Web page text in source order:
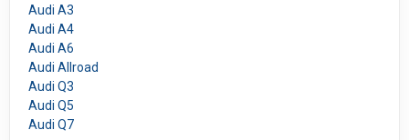
Audi A3
Audi A4
Audi A6
Audi Allroad
Audi Q3
Audi Q5
Audi Q7